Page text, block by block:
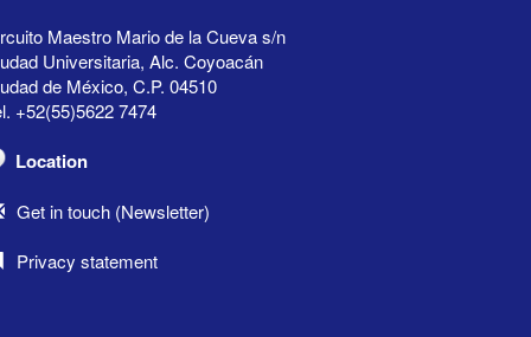
Maestro Mario de la Cueva s/n
Universitaria, Alc. Coyoacán
de México, C.P. 04510
+52(55)5622 7474
Location
Get in touch (Newsletter)
Privacy statement